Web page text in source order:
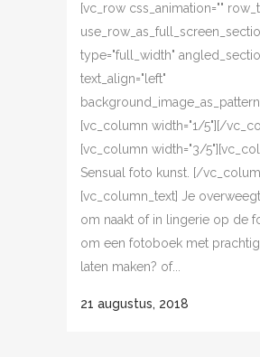
[vc_row css_animation=""
type="full_width"
text_align="left"
[vc_column width="1/5"][/
[vc_column width="3/
Sensual foto kunst. [/
[vc_column_text] Je
om naakt of in lingerie op de
om een fotoboek met
laten maken? of...
21 augustus, 2018